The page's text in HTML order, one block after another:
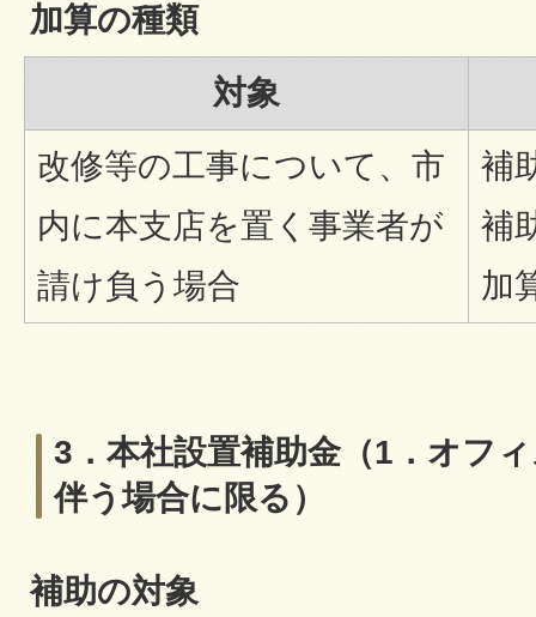
加算の種類
対象
改修等の工事について、市
内に本支店を置く事業者が
請け負う場合
補
補
加
3．本社設置補助金（1．オフ
伴う場合に限る）
補助の対象